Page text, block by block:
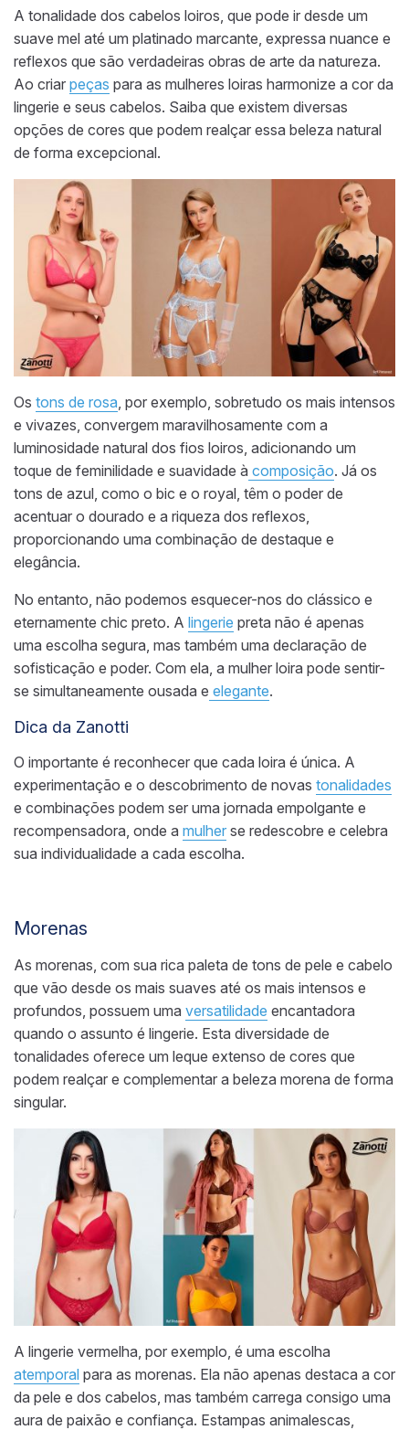
A tonalidade dos cabelos loiros, que pode ir desde um
suave mel até um platinado marcante, expressa nuance e
reflexos que são verdadeiras obras de arte da natureza.
Ao criar peças para as mulheres loiras harmonize a cor da
lingerie e seus cabelos. Saiba que existem diversas
opções de cores que podem realçar essa beleza natural
de forma excepcional.
Os tons de rosa, por exemplo, sobretudo os mais intensos
e vivazes, convergem maravilhosamente com a
luminosidade natural dos fios loiros, adicionando um
toque de feminilidade e suavidade à composição. Já os
tons de azul, como o bic e o royal, têm o poder de
acentuar o dourado e a riqueza dos reflexos,
proporcionando uma combinação de destaque e
elegância.
No entanto, não podemos esquecer-nos do clássico e
eternamente chic preto. A lingerie preta não é apenas
uma escolha segura, mas também uma declaração de
sofisticação e poder. Com ela, a mulher loira pode sentir-
se simultaneamente ousada e elegante.
Dica da Zanotti
O importante é reconhecer que cada loira é única. A
experimentação e o descobrimento de novas tonalidades
e combinações podem ser uma jornada empolgante e
recompensadora, onde a mulher se redescobre e celebra
sua individualidade a cada escolha.
Morenas
As morenas, com sua rica paleta de tons de pele e cabelo
que vão desde os mais suaves até os mais intensos e
profundos, possuem uma versatilidade encantadora
quando o assunto é lingerie. Esta diversidade de
tonalidades oferece um leque extenso de cores que
podem realçar e complementar a beleza morena de forma
singular.
A lingerie vermelha, por exemplo, é uma escolha
atemporal para as morenas. Ela não apenas destaca a cor
da pele e dos cabelos, mas também carrega consigo uma
aura de paixão e confiança. Estampas animalescas,